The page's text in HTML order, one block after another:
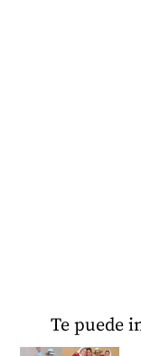
Te puede